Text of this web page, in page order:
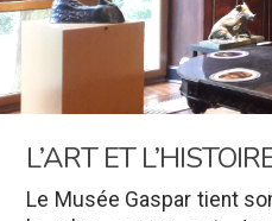
L’ART ET
Le Musée Gaspar tient